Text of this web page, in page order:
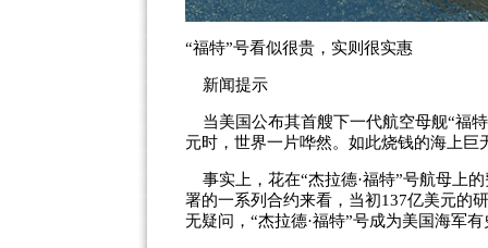
“福特”号看似很贵，实则很实惠
新闻提示
当美国公布其首艘下一代航空母舰“福
元时，世界一片哗然。如此烧钱的海上
事实上，花在“杰拉德·福特”号航母上
署的一系列合约来看，当初137亿美元的
无疑问，“杰拉德·福特”号成为美国海军